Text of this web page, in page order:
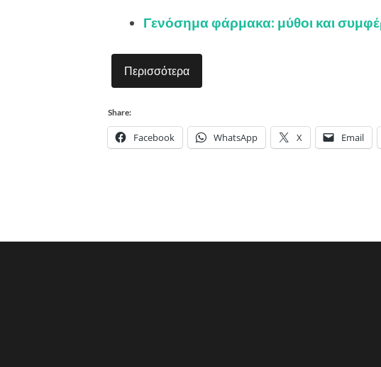
Γενόσημα φάρμακα: μύθοι και
Περισσότερα
Share:
Facebook WhatsApp X Email